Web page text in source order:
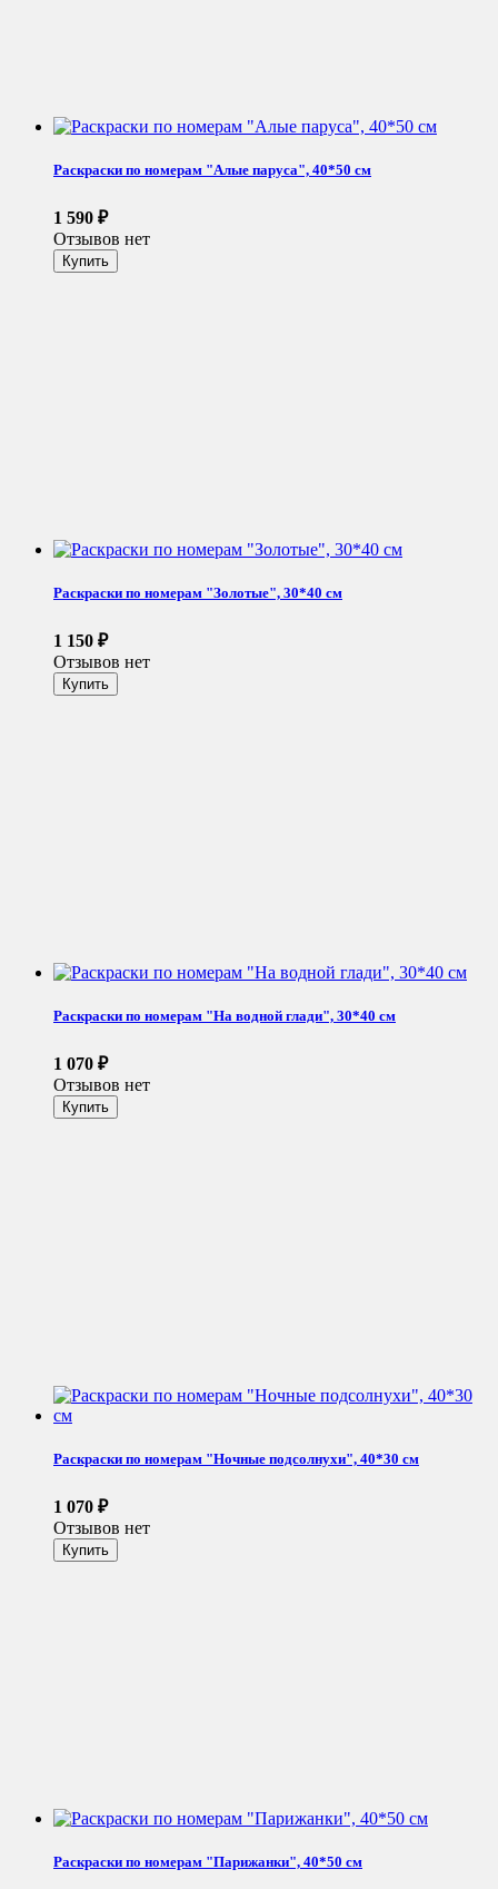
Раскраски по номерам "Алые паруса", 40*50 см
1 590 ₽
Отзывов нет
Раскраски по номерам "Золотые", 30*40 см
1 150 ₽
Отзывов нет
Раскраски по номерам "На водной глади", 30*40 см
1 070 ₽
Отзывов нет
Раскраски по номерам "Ночные подсолнухи", 40*30 см
1 070 ₽
Отзывов нет
Раскраски по номерам "Парижанки", 40*50 см